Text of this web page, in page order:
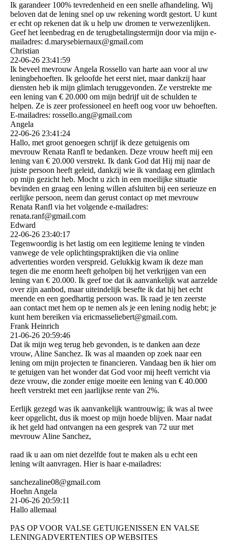
Ik garandeer 100% tevredenheid en een snelle afhandeling. Wij
beloven dat de lening snel op uw rekening wordt gestort. U kunt
er echt op rekenen dat ik u help uw dromen te verwezenlijken.
Geef het leenbedrag en de terugbetalingstermijn door via mijn e-
mailadres: d.­marysebiernaux@­gmail.­com
Christian
22-06-26 23:41:59
Ik beveel mevrouw Angela Rossello van harte aan voor al uw
leningbehoeften. Ik geloofde het eerst niet, maar dankzij haar
diensten heb ik mijn glimlach teruggevonden. Ze verstrekte me
een lening van € 20.000 om mijn bedrijf uit de schulden te
helpen. Ze is zeer professioneel en heeft oog voor uw behoeften.
E-mailadres: rossello.ang@gmail.com
Angela
22-06-26 23:41:24
Hallo, met groot genoegen schrijf ik deze getuigenis om
mevrouw Renata Ranfl te bedanken. Deze vrouw heeft mij een
lening van € 20.000 verstrekt. Ik dank God dat Hij mij naar de
juiste persoon heeft geleid, dankzij wie ik vandaag een glimlach
op mijn gezicht heb. Mocht u zich in een moeilijke situatie
bevinden en graag een lening willen afsluiten bij een serieuze en
eerlijke persoon, neem dan gerust contact op met mevrouw
Renata Ranfl via het volgende e-mailadres:
renata.ranf@gmail.com
Edward
22-06-26 23:40:17
Tegenwoordig is het lastig om een ​​legitieme lening te vinden
vanwege de vele oplichtingspraktijken die via online
advertenties worden verspreid. Gelukkig kwam ik deze man
tegen die me enorm heeft geholpen bij het verkrijgen van een
lening van € 20.000. Ik geef toe dat ik aanvankelijk wat aarzelde
over zijn aanbod, maar uiteindelijk besefte ik dat hij het echt
meende en een goedhartig persoon was. Ik raad je ten zeerste
aan contact met hem op te nemen als je een lening nodig hebt; je
kunt hem bereiken via ericmasseliebert@­gmail.­com.­
Frank Heinrich
21-06-26 20:59:46
Dat ik mijn weg terug heb gevonden, is te danken aan deze
vrouw, Aline Sanchez. Ik was al maanden op zoek naar een
lening om mijn projecten te financieren. Vandaag ben ik hier om
te getuigen van het wonder dat God voor mij heeft verricht via
deze vrouw, die zonder enige moeite een lening van € 40.000
heeft verstrekt met een jaarlijkse rente van 2%.
Eerlijk gezegd was ik aanvankelijk wantrouwig; ik was al twee
keer opgelicht, dus ik moest op mijn hoede blijven. Maar nadat
ik het geld had ontvangen na een gesprek van 72 uur met
mevrouw Aline Sanchez,
raad ik u aan om niet dezelfde fout te maken als u echt een
lening wilt aanvragen. Hier is haar e-mailadres:
sanchezaline08@­gmail.­com
Hoehn Angela
21-06-26 20:59:11
Hallo allemaal
PAS OP VOOR VALSE GETUIGENISSEN EN VALSE
LENINGADVERTENTIES OP WEBSITES